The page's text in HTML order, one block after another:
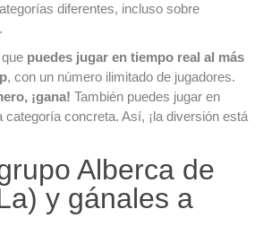
diferentes, incluso sobre
puedes jugar en tiempo real al más
, con un número ilimitado de jugadores.
¡gana! También puedes jugar en
categoría concreta. Así, ¡la diversión está
Alberca de
y gánales a